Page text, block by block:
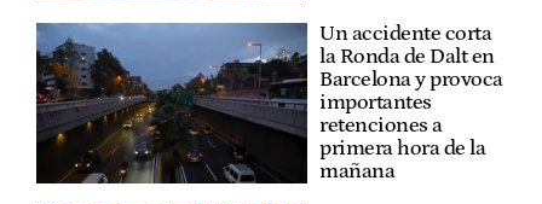
Un accidente corta
la Ronda de Dalt en
Barcelona y provoca
importantes
retenciones a
primera hora de la
mañana